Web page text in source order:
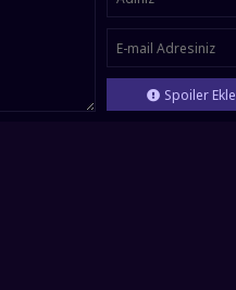
Spoiler Ekle